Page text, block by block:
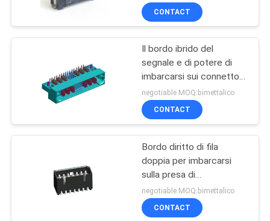
tipo di D
CONTACT
Il bordo ibrido del
segnale e di potere di
imbarcarsi sui connettori
radrizza il maschio di
angelo un tipo la
IMMERSIONE con le
negotiable MOQ:bimettalico
CONTACT
Bordo diritto di fila
doppia per imbarcarsi
sulla presa di
alimentazione maschio
del connettore 1.25mm
negotiable MOQ:bimettalico
CONTACT